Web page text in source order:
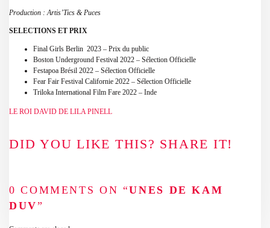
Production : Artis’Tics & Puces
SELECTIONS ET PRIX
Final Girls Berlin 2023 – Prix du public
Boston Underground Festival 2022 – Sélection Officielle
Festapoa Brésil 2022 – Sélection Officielle
Fear Fair Festival Californie 2022 – Sélection Officielle
Triloka International Film Fare 2022 – Inde
LE ROI DAVID DE LILA PINELL
DID YOU LIKE THIS? SHARE IT!
0 COMMENTS ON “UNES DE KAM
DUV”